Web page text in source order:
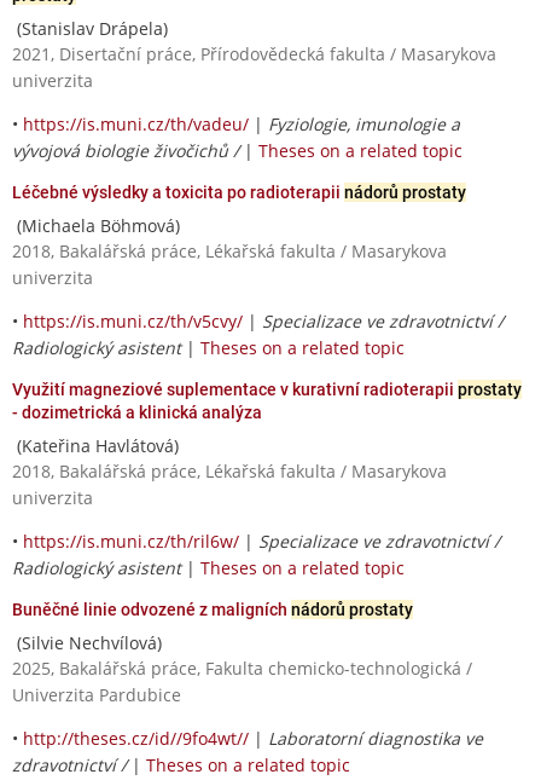
(Stanislav Drápela)
2021, Disertační práce, Přírodovědecká fakulta / Masarykova
univerzita
• https://is.muni.cz/th/vadeu/ | Fyziologie, imunologie a
vývojová biologie živočichů / | Theses on a related topic
Léčebné výsledky a toxicita po radioterapii nádorů prostaty
(Michaela Böhmová)
2018, Bakalářská práce, Lékařská fakulta / Masarykova
univerzita
• https://is.muni.cz/th/v5cvy/ | Specializace ve zdravotnictví /
Radiologický asistent| Theses on a related topic
Využití magneziové suplementace v kurativní radioterapii prostaty
- dozimetrická a klinická analýza
(Kateřina Havlátová)
2018, Bakalářská práce, Lékařská fakulta / Masarykova
univerzita
• https://is.muni.cz/th/ril6w/ | Specializace ve zdravotnictví /
Radiologický asistent| Theses on a related topic
Buněčné linie odvozené z maligních nádorů prostaty
(Silvie Nechvílová)
2025, Bakalářská práce, Fakulta chemicko-technologická /
Univerzita Pardubice
• http://theses.cz/id//9fo4wt// | Laboratorní diagnostika ve
zdravotnictví / | Theses on a related topic